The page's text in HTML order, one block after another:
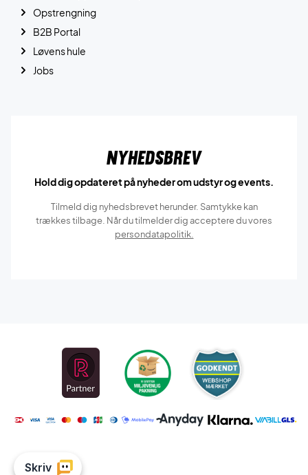
Opstrengning
B2B Portal
Løvens hule
Jobs
Nyhedsbrev
Hold dig opdateret på nyheder om udstyr og events.
Tilmeld dig nyhedsbrevet herunder. Samtykke kan
trækkes tilbage. Når du tilmelder dig acceptere du vores
persondatapolitik.